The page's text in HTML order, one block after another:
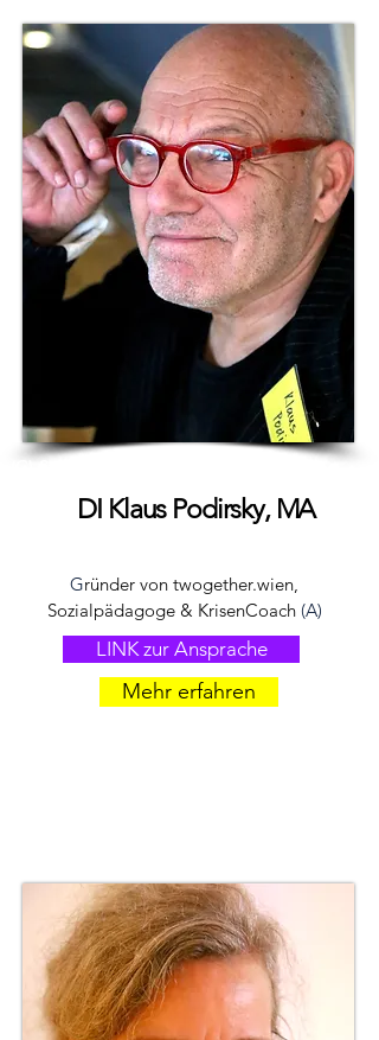
DI Klaus Podirsky, MA
Gründer von twogether.wien,
Sozialpädagoge & KrisenCoach (A)
LINK zur Ansprache
Mehr erfahren